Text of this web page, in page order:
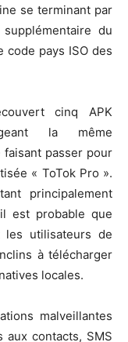
se terminant par
du
code pays ISO des
cinq APK
la même
passer pour
« ToTok Pro ».
principalement
est probable que
les utilisateurs de
à télécharger
locales.
malveillantes
aux contacts, SMS